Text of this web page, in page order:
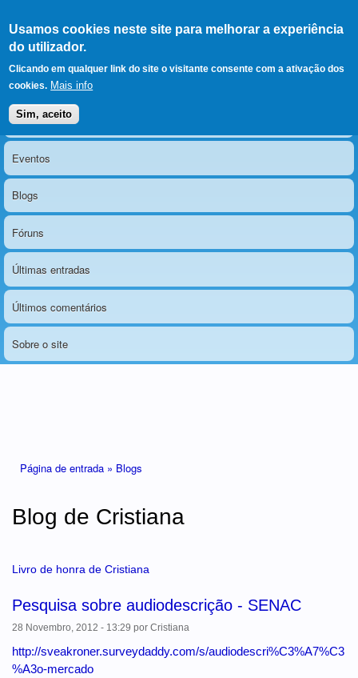
Usamos cookies neste site para melhorar a experiência
do utilizador.
Clicando em qualquer link do site o visitante consente com a ativação dos
cookies. Mais info
Sim, aceito
LERPARAVER , ir para a
página principal
O portal da visão diferente
Menu principal
Notícias
Eventos
Blogs
Fóruns
Últimas entradas
Últimos comentários
Sobre o site
Página de entrada » Blogs
Blog de Cristiana
Livro de honra de Cristiana
Pesquisa sobre audiodescrição - SENAC
28 Novembro, 2012 - 13:29 por Cristiana
http://sveakroner.surveydaddy.com/s/audiodescri%C3%A7%C3
%A3o-mercado